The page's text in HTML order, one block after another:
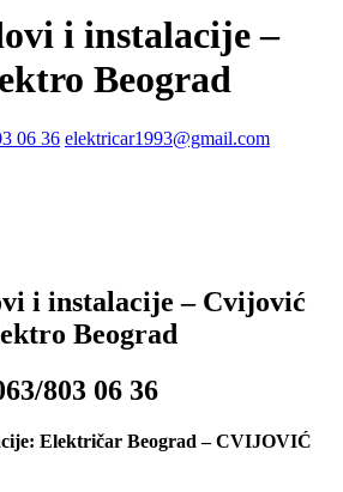
i instalacije –
Beograd
06 36 elektricar1993@gmail.com
i instalacije – Cvijović
Beograd
63/803 06 36
Električar Beograd – CVIJOVIĆ